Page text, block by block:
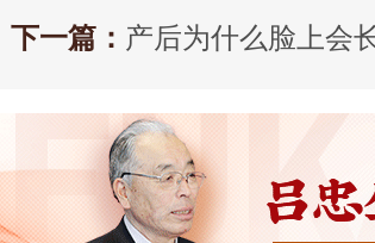
下一篇： 产后为什么脸上会